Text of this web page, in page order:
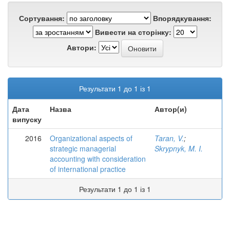
Сортування:
Впорядкування:
Вивести на сторінку:
Автори:
Результати 1 до 1 із 1
Дата
випуску
Назва Автор(и)
2016
Organizational aspects of
strategic managerial
accounting with consideration
of international practice
Taran, V.;
Skrypnyk, M. I.
Результати 1 до 1 із 1